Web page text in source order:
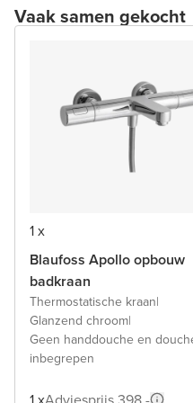
Vaak samen gekocht
1 x
Blaufoss Apollo opbouw
badkraan
Thermostatische kraan|
Glanzend chroom|
Geen handdouche en
inbegrepen